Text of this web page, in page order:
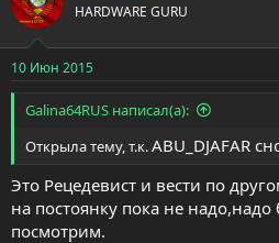
HARDWARE GURU
10 Июн 2015
Galina64RUS написал(а):
Открыла тему, т.к.ABU_DJAFAR
Это Рецедевист и вести по
на постоянку пока не надо,надо
посмотрим.